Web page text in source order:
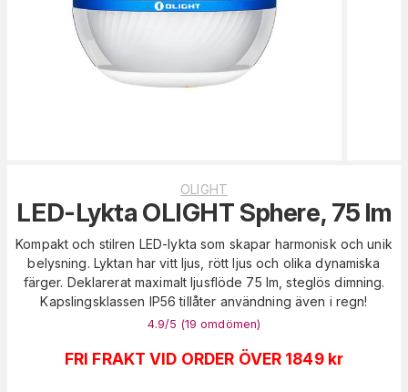
OLIGHT
LED-Lykta OLIGHT Sphere, 75 lm
Kompakt och stilren LED-lykta som skapar harmonisk och unik
belysning. Lyktan har vitt ljus, rött ljus och olika dynamiska
färger. Deklarerat maximalt ljusflöde 75 lm, steglös dimning.
Kapslingsklassen IP56 tillåter användning även i regn!
4.9/5 (19 omdömen)
FRI FRAKT VID ORDER ÖVER 1849 kr